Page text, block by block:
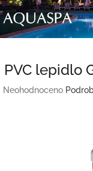
Přejít
na
obsah
PVC lepidlo
Průměrné
Neohodnoceno